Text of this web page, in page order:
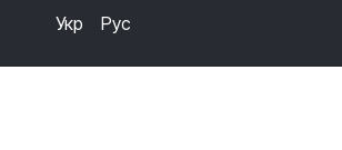
Укр Рус